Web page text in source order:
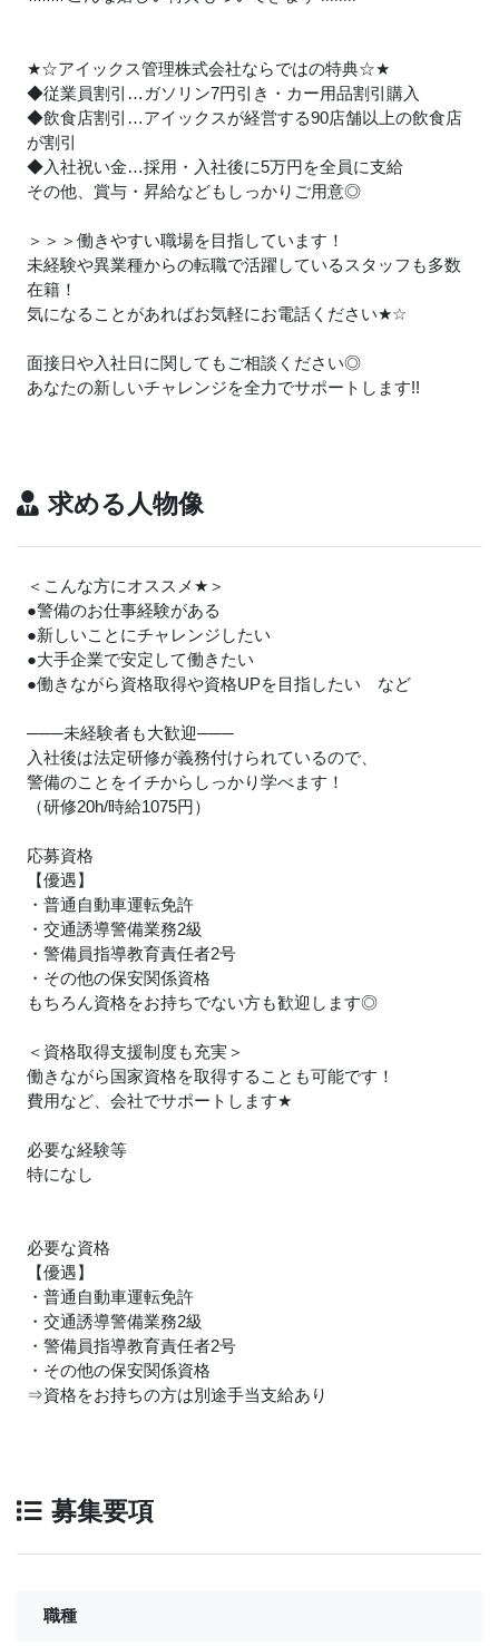
★☆アイックス管理株式会社ならではの特典☆★
◆従業員割引…ガソリン7円引き・カー用品割引購入
◆飲食店割引…アイックスが経営する90店舗以上の飲食店
が割引
◆入社祝い金…採用・入社後に5万円を全員に支給
その他、賞与・昇給などもしっかりご用意◎
＞＞＞働きやすい職場を目指しています！
未経験や異業種からの転職で活躍しているスタッフも多数
在籍！
気になることがあればお気軽にお電話ください★☆
面接日や入社日に関してもご相談ください◎
あなたの新しいチャレンジを全力でサポートします!!
求める人物像
＜こんな方にオススメ ★ ＞
●警備のお仕事経験がある
●新しいことにチャレンジしたい
●大手企業で安定して働きたい
●働きながら資格取得や資格UPを目指したい など
───未経験者も大歓迎───
入社後は法定研修が義務付けられているので、
警備のことをイチからしっかり学べます！
（研修20h/時給1075円）
応募資格
【優遇】
・普通自動車運転免許
・交通誘導警備業務2級
・警備員指導教育責任者2号
・その他の保安関係資格
もちろん資格をお持ちでない方も歓迎します◎
＜資格取得支援制度も充実＞
働きながら国家資格を取得することも可能です！
費用など、会社でサポートします★
必要な経験等
特になし
必要な資格
【優遇】
・普通自動車運転免許
・交通誘導警備業務2級
・警備員指導教育責任者2号
・その他の保安関係資格
⇒資格をお持ちの方は別途手当支給あり
募集要項
職種